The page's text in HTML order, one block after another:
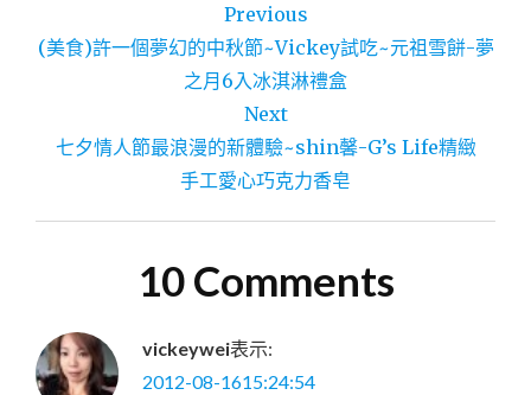
章
覽
Previous
(美食)許一個夢幻的中秋節~Vickey試吃~元祖雪餅-夢
之月6入冰淇淋禮盒
Next
七夕情人節最浪漫的新體驗~shin馨-G’s Life精緻
手工愛心巧克力香皂
10 Comments
vickeywei表示:
2012-08-1615:24:54